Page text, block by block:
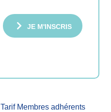
JE M'INSCRIS
Tarif Membres adhérents